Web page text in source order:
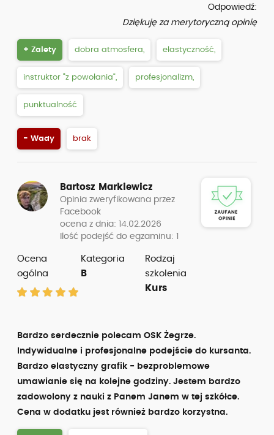
Odpowiedź:
Dziękuję za merytoryczną opinię
+ Zalety dobra atmosfera, elastyczność,
instruktor “z powołania”, profesjonalizm,
punktualność
- Wady brak
Bartosz Markiewicz
Opinia zweryfikowana przez
Facebook
ocena z dnia: 14.02.2026
Ilość podejść do egzaminu: 1
Ocena
ogólna
Kategoria
B
Rodzaj
szkolenia
Kurs
Bardzo serdecznie polecam OSK Żegrze.
Indywidualne i profesjonalne podejście do kursanta.
Bardzo elastyczny grafik - bezproblemowe
umawianie się na kolejne godziny. Jestem bardzo
zadowolony z nauki z Panem Janem w tej szkółce.
Cena w dodatku jest również bardzo korzystna.